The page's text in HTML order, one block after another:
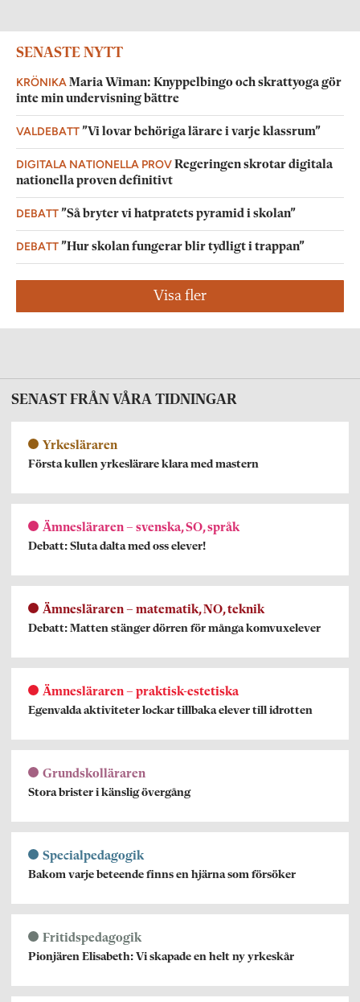
SENASTE NYTT
KRÖNIKA Maria Wiman: Knyppelbingo och skrattyoga gör
inte min undervisning bättre
VALDEBATT”Vi lovar behöriga lärare i varje klassrum”
DIGITALA NATIONELLA PROVRegeringen skrotar digitala
nationella proven definitivt
DEBATT”Så bryter vi hatpratets pyramid i skolan”
DEBATT”Hur skolan fungerar blir tydligt i trappan”
Visa fler
SENAST FRÅN VÅRA TIDNINGAR
Yrkesläraren
Första kullen yrkeslärare klara med mastern
Ämnesläraren – svenska, SO, språk
Debatt: Sluta dalta med oss elever!
Ämnesläraren – matematik, NO, teknik
Debatt: Matten stänger dörren för många komvuxelever
Ämnesläraren – praktisk-estetiska
Egenvalda aktiviteter lockar tillbaka elever till idrotten
Grundskolläraren
Stora brister i känslig övergång
Specialpedagogik
Bakom varje beteende finns en hjärna som försöker
Fritidspedagogik
Pionjären Elisabeth: Vi skapade en helt ny yrkeskår